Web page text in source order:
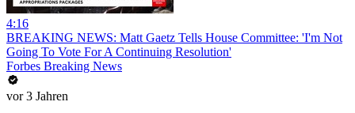
4:16
BREAKING NEWS: Matt Gaetz Tells House Committee: 'I'm Not
Going To Vote For A Continuing Resolution'
Forbes Breaking News
vor 3 Jahren